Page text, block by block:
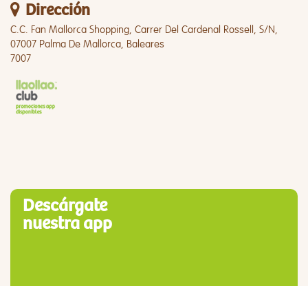
Dirección
C.C. Fan Mallorca Shopping, Carrer Del Cardenal Rossell, S/N,
07007 Palma De Mallorca, Baleares
7007
Descárgate
nuestra app